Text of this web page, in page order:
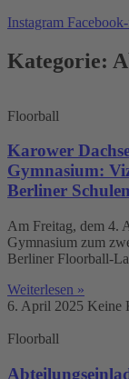
Instagram
Kategorie:
Floorball
Karower
Gymnasium:
Berliner Schulen
Am Freitag, dem 4.
Gymnasium zum
Berliner Floorball-
Weiterlesen »
6. April 2025 Keine
Floorball